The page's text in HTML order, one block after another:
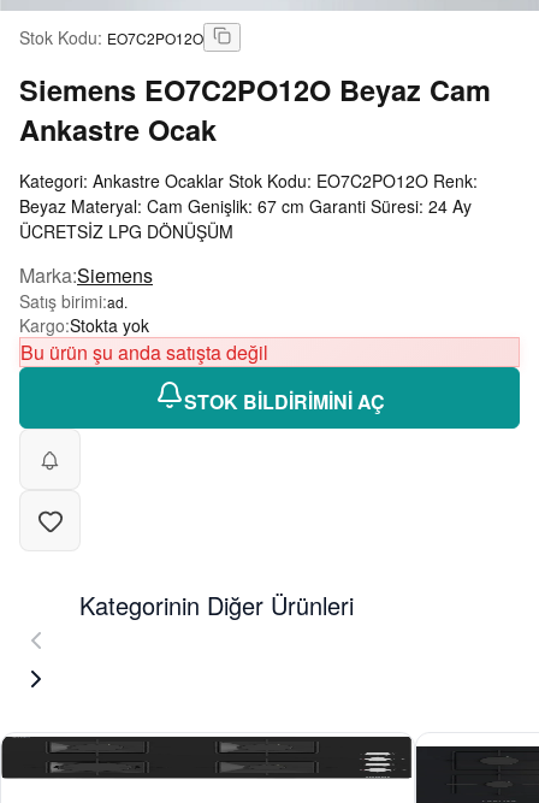
Stok Kodu: EO7C2PO12O
Siemens EO7C2PO12O Beyaz Cam
Ankastre Ocak
Kategori: Ankastre Ocaklar Stok Kodu: EO7C2PO12O Renk:
Beyaz Materyal: Cam Genişlik: 67 cm Garanti Süresi: 24 Ay
ÜCRETSİZ LPG DÖNÜŞÜM
Marka:Siemens
Satış birimi:ad.
Kargo:Stokta yok
Bu ürün şu anda satışta değil
STOK BİLDİRİMİNİ AÇ
Kategorinin Diğer Ürünleri